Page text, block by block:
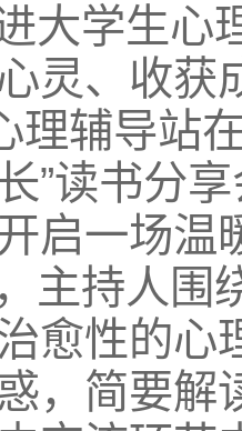
大学生心
灵、收获
理辅导站
”读书分
启一场温
主持人围
愈性的心
，简要解